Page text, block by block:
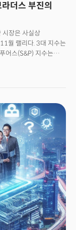
더스 부진의
시장은 사실상
월 랠리다. 3대 지수는
어스(S&P) 지수는
다. 이렇게 오랜기간
상회했다. 하지만 수요
다.켄 마허니
적을 다 발표했고
기술주 실적과 연준
이어질 수 있다”고
신, 임의소비재
오르고 있다. 8일
적을 발표하면서
상향하고, 손실
.
돌았다는 소식에 15%
는 순이익을 발표해